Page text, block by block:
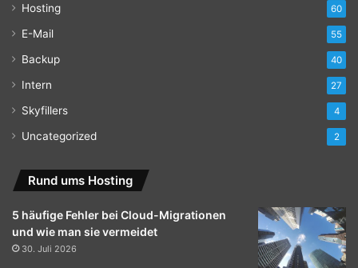
Hosting 60
E-Mail 55
Backup 40
Intern 27
Skyfillers 4
Uncategorized 2
Rund ums Hosting
5 häufige Fehler bei Cloud-Migrationen
und wie man sie vermeidet
30. Juli 2026